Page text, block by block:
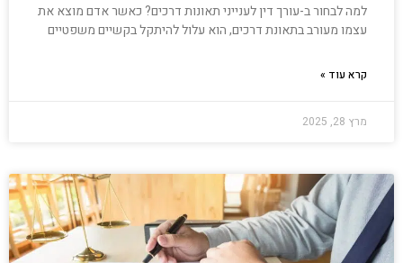
למה לבחור ב-עורך דין לענייני תאונות דרכים? כאשר אדם מוצא את
עצמו מעורב בתאונת דרכים, הוא עלול להיתקל בקשיים משפטיים
קרא עוד »
מרץ 28, 2025